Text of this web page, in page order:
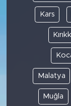
Kars
Malatya
Muğla